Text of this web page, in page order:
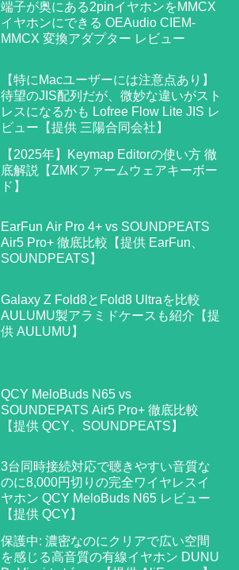
端子が奥にある2pinイヤホンをMMCX
イヤホンにできる OEAudio CIEM-
MMCX 変換アダプター レビュー
【特にMacユーザーには注意点あり】
待望のJIS配列だが、微妙な違いがスト
レスになるかも Lofree Flow Lite JIS レ
ビュー【提供 三陽合同会社】
【2025年】Keymap Editorの使い方 徹
底解説【ZMKファームウェアキーボー
ド】
EarFun Air Pro 4+ vs SOUNDPEATS
Air5 Pro+ 徹底比較【提供 EarFun、
SOUNDPEATS】
Galaxy Z Fold8とFold8 Ultraを比較
AULUMU製アラミドケースも紹介【提
供 AULUMU】
QCY MeloBuds N65 vs
SOUNDEPATS Air5 Pro+ 徹底比較
【提供 QCY、SOUNDPEATS】
3台同時接続対応で聴きやすい音質な
のに8,000円切りの完全ワイヤレスイ
ヤホン QCY MeloBuds N65 レビュー
【提供 QCY】
保護中: 濃密なのにクリアで広い空間
を感じる高音質の有線イヤホン DUNU